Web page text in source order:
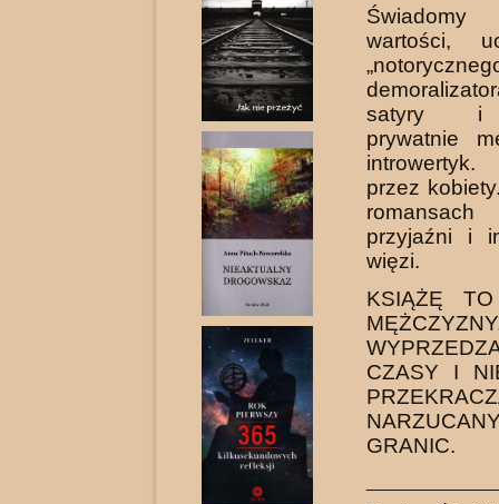
wartości,
satyry i
prywatnie
przez
przyjaźni i
więzi.
KSIĄŻĘ
CZASY I
GRANIC.